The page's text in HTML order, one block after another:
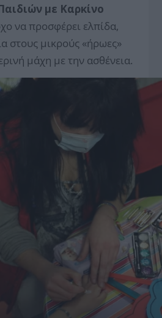
με Καρκίνο
να προσφέρει ελπίδα,
στους μικρούς «ήρωες»
μάχη με την ασθένεια.